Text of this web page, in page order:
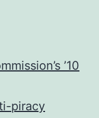
’10
piracy